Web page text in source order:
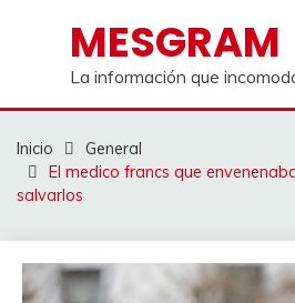
contenidoMESGRAM
La información que
Inicio
General
El medico francs que
salvarlos